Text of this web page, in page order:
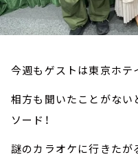
今週もゲストは東京ホテ
相方も聞いたことがない
ソード！
謎のカラオケに行きたが